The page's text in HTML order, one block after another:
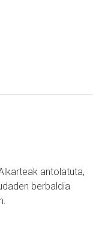
antolatuta,
berbaldia